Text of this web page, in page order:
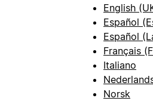
English
Español
Español
Français
Italiano
Norsk